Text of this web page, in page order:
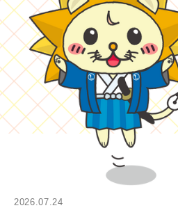
2026.07.24